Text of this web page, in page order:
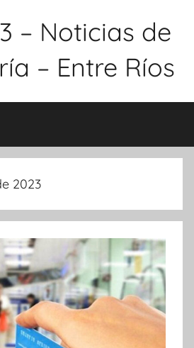
– Noticias de
– Entre Ríos
2023